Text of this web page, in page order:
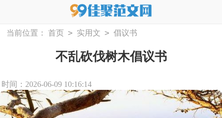
当前位置： 首页 > 实用文 > 倡议书
不乱砍伐树木倡议书
时间：2026-06-09 10:16:14